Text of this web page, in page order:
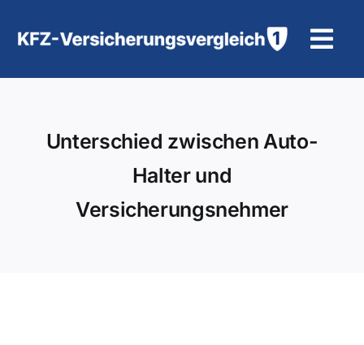
Inhalt
Motorradversicherung
Unterschied zwischen Auto-
Halter und
Versicherungsnehmer